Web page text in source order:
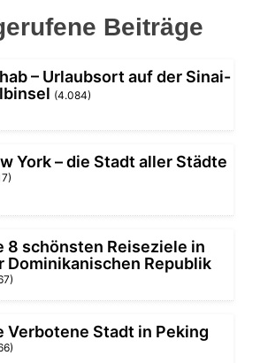
Beiträge
– Urlaubsort auf der Sinai-
(4.084)
York – die Stadt aller Städte
8 schönsten Reiseziele in
Dominikanischen Republik
Verbotene Stadt in Peking